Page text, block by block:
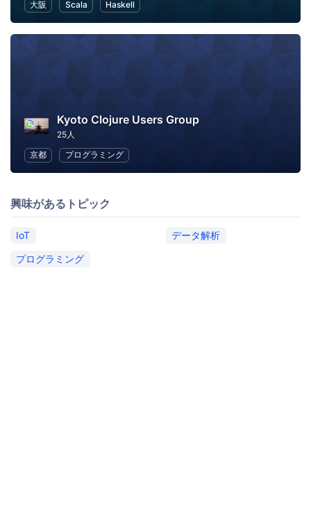
大阪
Scala Haskell
Kyoto Clojure Users Group
25人
京都
プログラミング
興味があるトピック
IoT
データ解析
プログラミング